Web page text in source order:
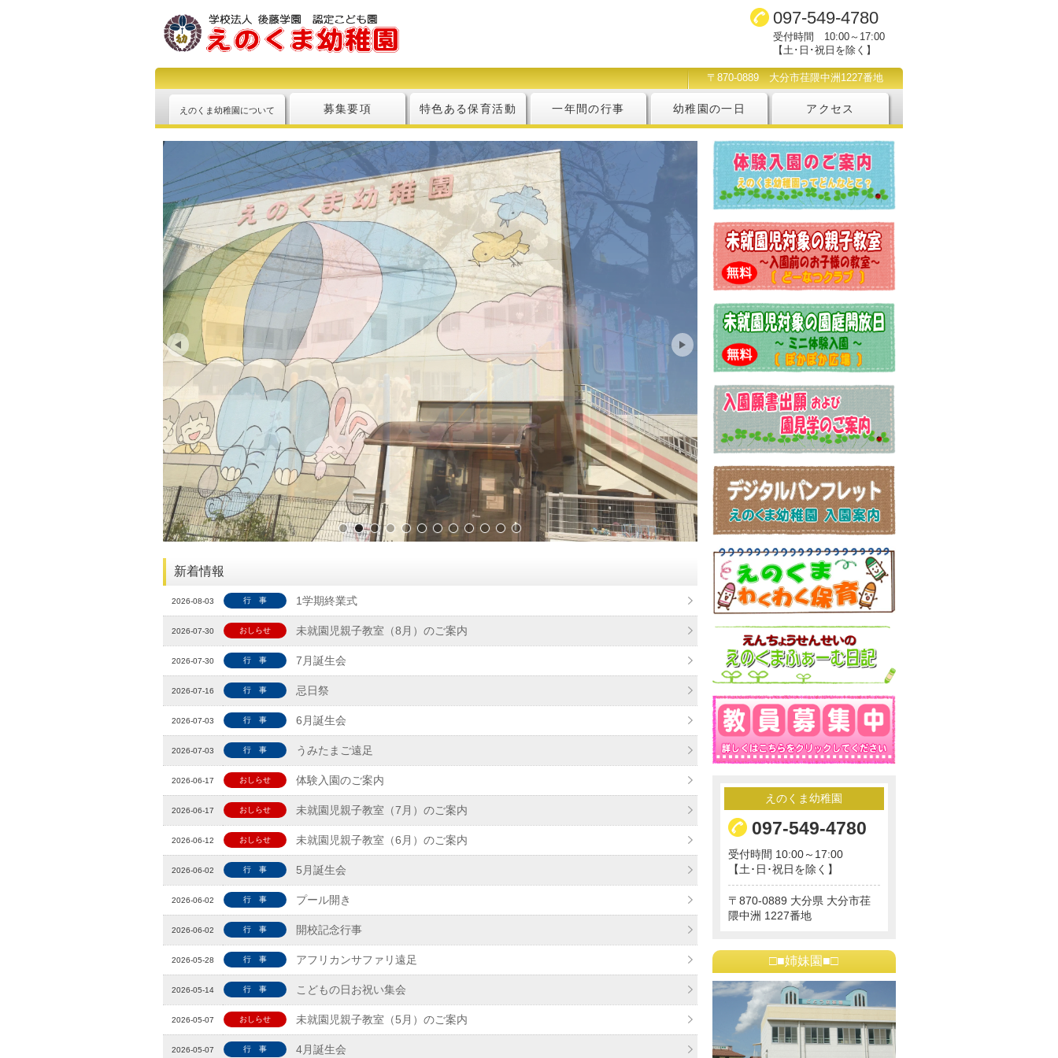
097-549-4780
受付時間 10:00～17:00
【土･日･祝日を除く】
〒870-0889 大分市荏隈中洲1227番地
えのくま幼稚園について 募集要項 特色ある保育活動 一年間の行事 幼稚園の一日 アクセス
新着情報
2026-08-03 行 事 1学期終業式
2026-07-30 おしらせ 未就園児親子教室（8月）のご案内
2026-07-30 行 事 7月誕生会
2026-07-16 行 事 忌日祭
2026-07-03 行 事 6月誕生会
2026-07-03 行 事 うみたまご遠足
2026-06-17 おしらせ 体験入園のご案内
2026-06-17 おしらせ 未就園児親子教室（7月）のご案内
2026-06-12 おしらせ 未就園児親子教室（6月）のご案内
2026-06-02 行 事 5月誕生会
2026-06-02 行 事 プール開き
2026-06-02 行 事 開校記念行事
2026-05-28 行 事 アフリカンサファリ遠足
2026-05-14 行 事 こどもの日お祝い集会
2026-05-07 おしらせ 未就園児親子教室（5月）のご案内
2026-05-07 行 事 4月誕生会
えのくま幼稚園
097-549-4780
受付時間 10:00～17:00
【土･日･祝日を除く】
870-0889 大分県 大分市荏
隈中洲 1227番地
□■姉妹園■□